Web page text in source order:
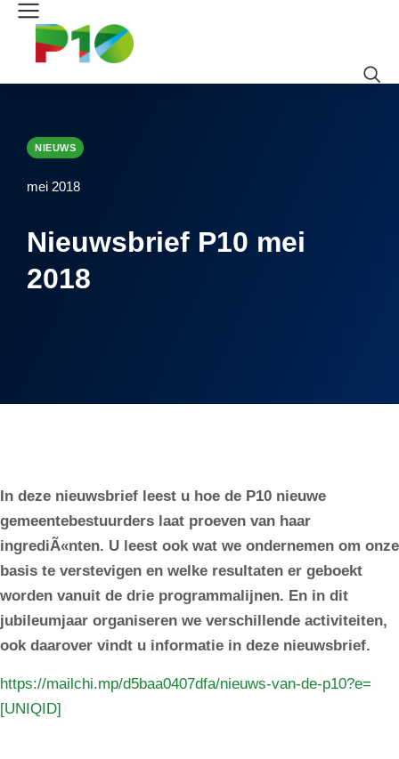
NIEUWS
mei 2018
Nieuwsbrief P10 mei
2018
In deze nieuwsbrief leest u hoe de P10 nieuwe
gemeentebestuurders laat proeven van haar
ingrediÃ«nten. U leest ook wat we ondernemen om onze
basis te verstevigen en welke resultaten er geboekt
worden vanuit de drie programmalijnen. En in dit
jubileumjaar organiseren we verschillende activiteiten,
ook daarover vindt u informatie in deze nieuwsbrief.
https://mailchi.mp/d5baa0407dfa/nieuws-van-de-p10?e=
[UNIQID]